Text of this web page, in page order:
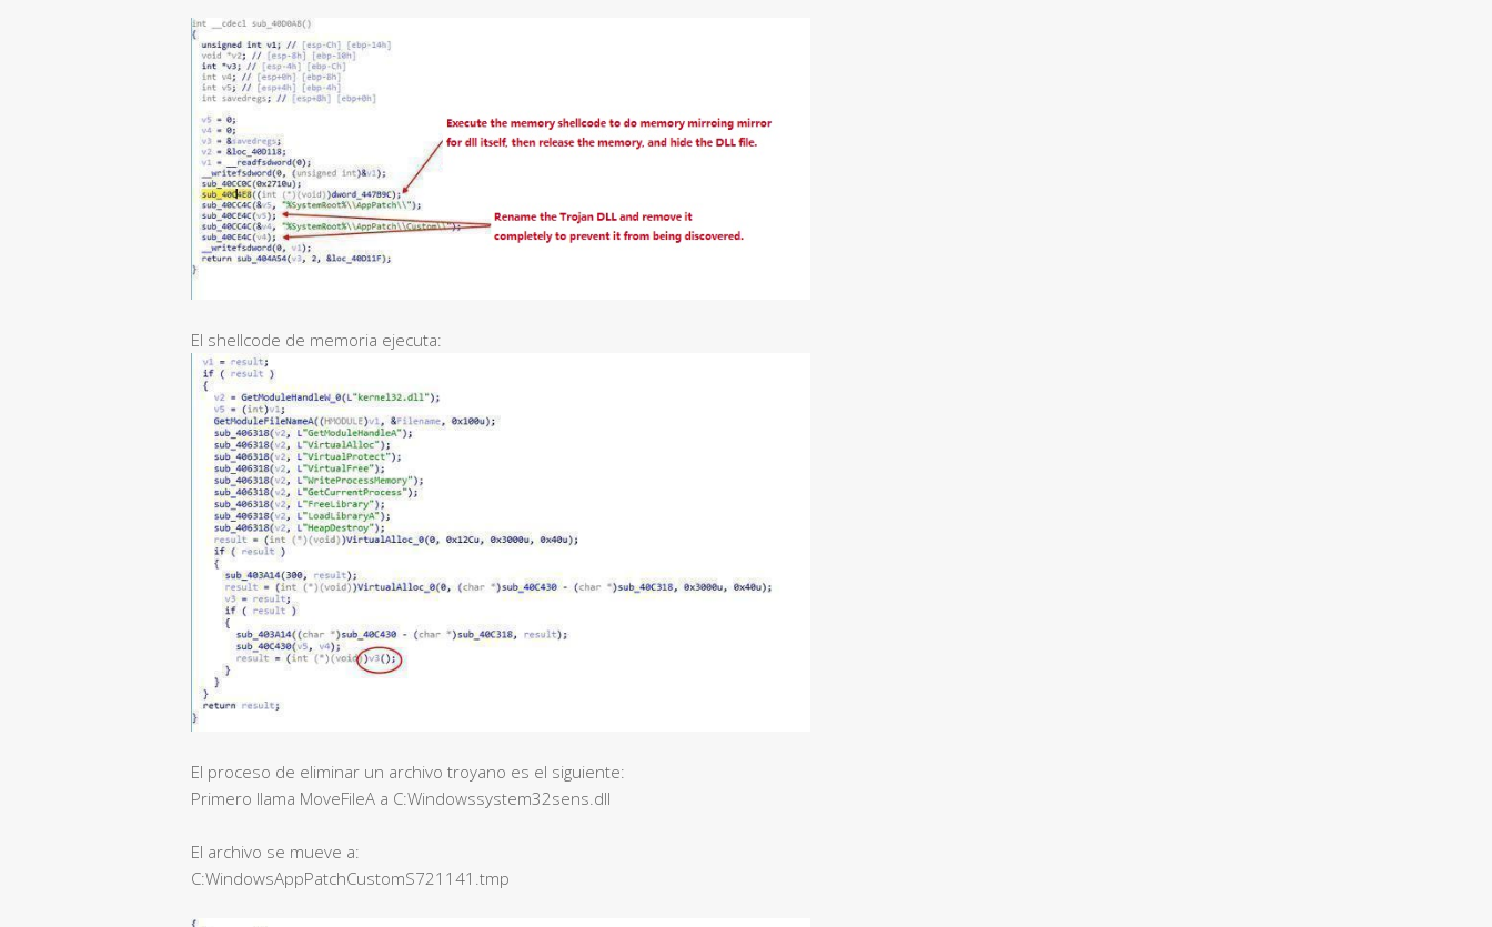
El shellcode de memoria ejecuta:
El proceso de eliminar un archivo troyano es el siguiente:
Primero llama MoveFileA a C:Windowssystem32sens.dll
El archivo se mueve a:
C:WindowsAppPatchCustomS721141.tmp